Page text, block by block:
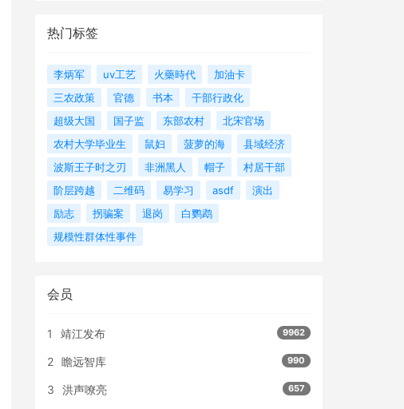
热门标签
李炳军 uv工艺 火藥時代
加油卡
三农政策
官德 书本
干部行政化
超级大国
国子监 东部农村
北宋官场
农村大学毕业生
鼠妇 菠萝的海
县域经济
波斯王子时之刃
非洲黑人 帽子
村居干部
阶层跨越
二维码 易学习 asdf
演出
励志
拐骗案 退岗
白鹦鹉
规模性群体性事件
会员
1 靖江发布 9962
2 瞻远智库 990
3 洪声嘹亮 657